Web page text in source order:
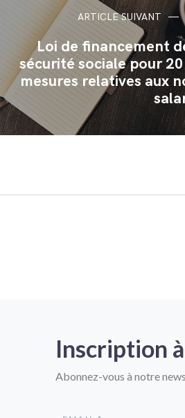
ARTICLE SUIVANT
Loi de financement
sécurité sociale pour
mesures relatives aux
Inscription
Abonnez-vous à notre